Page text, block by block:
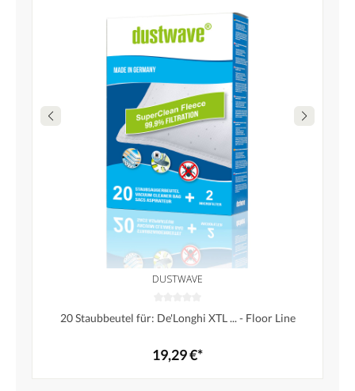
DUSTWAVE
20 Staubbeutel für: De'Longhi XTL ... - Floor Line
19,29 €*